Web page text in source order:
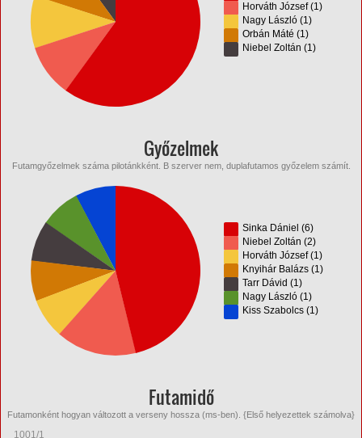
Horváth József (1)
Nagy László (1)
Orbán Máté (1)
Niebel Zoltán (1)
Győzelmek
Futamgyőzelmek száma pilotánkként. B szerver nem, duplafutamos győzelem számít.
Sinka Dániel (6)
Niebel Zoltán (2)
Horváth József (1)
Knyihár Balázs (1)
Tarr Dávid (1)
Nagy László (1)
Kiss Szabolcs (1)
Futamidő
Futamonként hogyan változott a verseny hossza (ms-ben). {Első helyezettek számolva}
1001/1